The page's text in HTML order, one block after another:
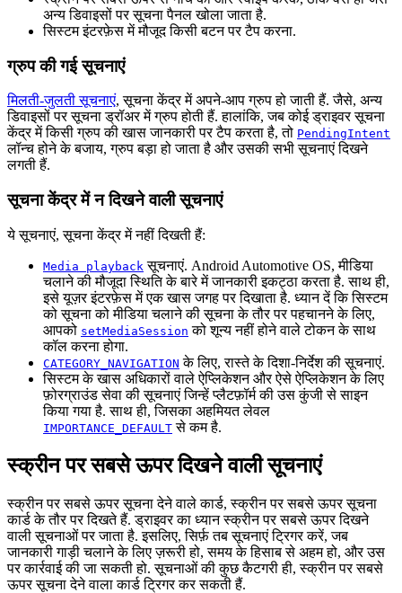
अन्य डिवाइसों पर सूचना पैनल खोला जाता है.
सिस्टम इंटरफ़ेस में मौजूद किसी बटन पर टैप करना.
ग्रुप की गई सूचनाएं
मिलती-जुलती सूचनाएं, सूचना केंद्र में अपने-आप ग्रुप हो जाती हैं. जैसे, अन्य
डिवाइसों पर सूचना ड्रॉअर में ग्रुप होती हैं. हालांकि, जब कोई ड्राइवर सूचना
केंद्र में किसी ग्रुप की खास जानकारी पर टैप करता है, तो PendingIntent
लॉन्च होने के बजाय, ग्रुप बड़ा हो जाता है और उसकी सभी सूचनाएं दिखने
लगती हैं.
सूचना केंद्र में न दिखने वाली सूचनाएं
ये सूचनाएं, सूचना केंद्र में नहीं दिखती हैं:
Media playback सूचनाएं. Android Automotive OS, मीडिया
चलाने की मौजूदा स्थिति के बारे में जानकारी इकट्ठा करता है. साथ ही,
इसे यूज़र इंटरफ़ेस में एक खास जगह पर दिखाता है. ध्यान दें कि सिस्टम
को सूचना को मीडिया चलाने की सूचना के तौर पर पहचानने के लिए,
आपको setMediaSession को शून्य नहीं होने वाले टोकन के साथ
कॉल करना होगा.
CATEGORY_NAVIGATION के लिए, रास्ते के दिशा-निर्देश की सूचनाएं.
सिस्टम के खास अधिकारों वाले ऐप्लिकेशन और ऐसे ऐप्लिकेशन के लिए
फ़ोरग्राउंड सेवा की सूचनाएं जिन्हें प्लैटफ़ॉर्म की उस कुंजी से साइन
किया गया है. साथ ही, जिसका अहमियत लेवल
IMPORTANCE_DEFAULT से कम है.
स्क्रीन पर सबसे ऊपर दिखने वाली सूचनाएं
स्क्रीन पर सबसे ऊपर सूचना देने वाले कार्ड, स्क्रीन पर सबसे ऊपर सूचना
कार्ड के तौर पर दिखते हैं. ड्राइवर का ध्यान स्क्रीन पर सबसे ऊपर दिखने
वाली सूचनाओं पर जाता है. इसलिए, सिर्फ़ तब सूचनाएं ट्रिगर करें, जब
जानकारी गाड़ी चलाने के लिए ज़रूरी हो, समय के हिसाब से अहम हो, और उस
पर कार्रवाई की जा सकती हो. सूचनाओं की कुछ कैटगरी ही, स्क्रीन पर सबसे
ऊपर सूचना देने वाला कार्ड ट्रिगर कर सकती हैं.